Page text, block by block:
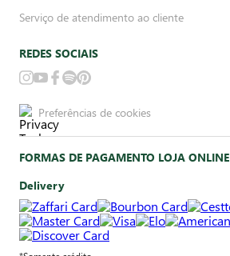
Serviço de atendimento ao cliente
REDES SOCIAIS
Preferências de cookies
FORMAS DE PAGAMENTO LOJA ONLINE
Delivery